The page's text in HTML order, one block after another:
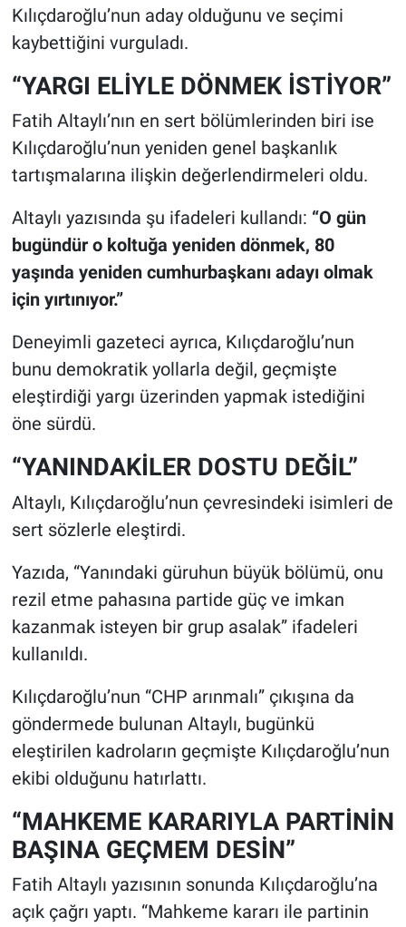
Kılıçdaroğlu’nun aday olduğunu ve seçimi
kaybettiğini vurguladı.
“YARGI ELİYLE DÖNMEK İSTİYOR”
Fatih Altaylı’nın en sert bölümlerinden biri ise
Kılıçdaroğlu’nun yeniden genel başkanlık
tartışmalarına ilişkin değerlendirmeleri oldu.
Altaylı yazısında şu ifadeleri kullandı: “O gün
bugündür o koltuğa yeniden dönmek, 80
yaşında yeniden cumhurbaşkanı adayı olmak
için yırtınıyor.”
Deneyimli gazeteci ayrıca, Kılıçdaroğlu’nun
bunu demokratik yollarla değil, geçmişte
eleştirdiği yargı üzerinden yapmak istediğini
öne sürdü.
“YANINDAKİLER DOSTU DEĞİL”
Altaylı, Kılıçdaroğlu’nun çevresindeki isimleri de
sert sözlerle eleştirdi.
Yazıda, “Yanındaki güruhun büyük bölümü, onu
rezil etme pahasına partide güç ve imkan
kazanmak isteyen bir grup asalak” ifadeleri
kullanıldı.
Kılıçdaroğlu’nun “CHP arınmalı” çıkışına da
göndermede bulunan Altaylı, bugünkü
eleştirilen kadroların geçmişte Kılıçdaroğlu’nun
ekibi olduğunu hatırlattı.
“MAHKEME KARARIYLA PARTİNİN
BAŞINA GEÇMEM DESİN”
Fatih Altaylı yazısının sonunda Kılıçdaroğlu’na
açık çağrı yaptı. “Mahkeme kararı ile partinin